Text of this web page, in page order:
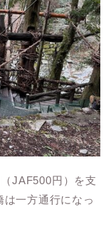
JAF500円）を支
一方通行になっ